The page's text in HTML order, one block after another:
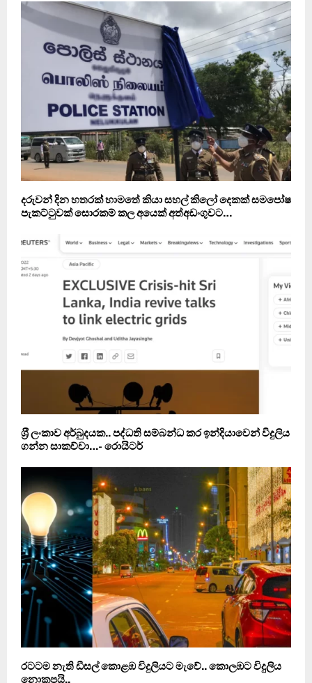
දරුවන් දින හතරක් හාමතේ කියා සහල් කිලෝ දෙකක් සමපෝෂ
පැකට්ටුවක් සොරකම් කල අයෙක් අත්අඩංගුවට…
ශ‍්‍රී ලංකාව අර්බුදයක.. පද්ධති සම්බන්ධ කර ඉන්දියාවෙන් විදුලිය
ගන්න සාකච්චා…- රොයිටර්
රටටම නැති ඩීසල් කොළඹ විදුලියට මැවේ.. කොලඹට විදුලිය
නොකපයි..